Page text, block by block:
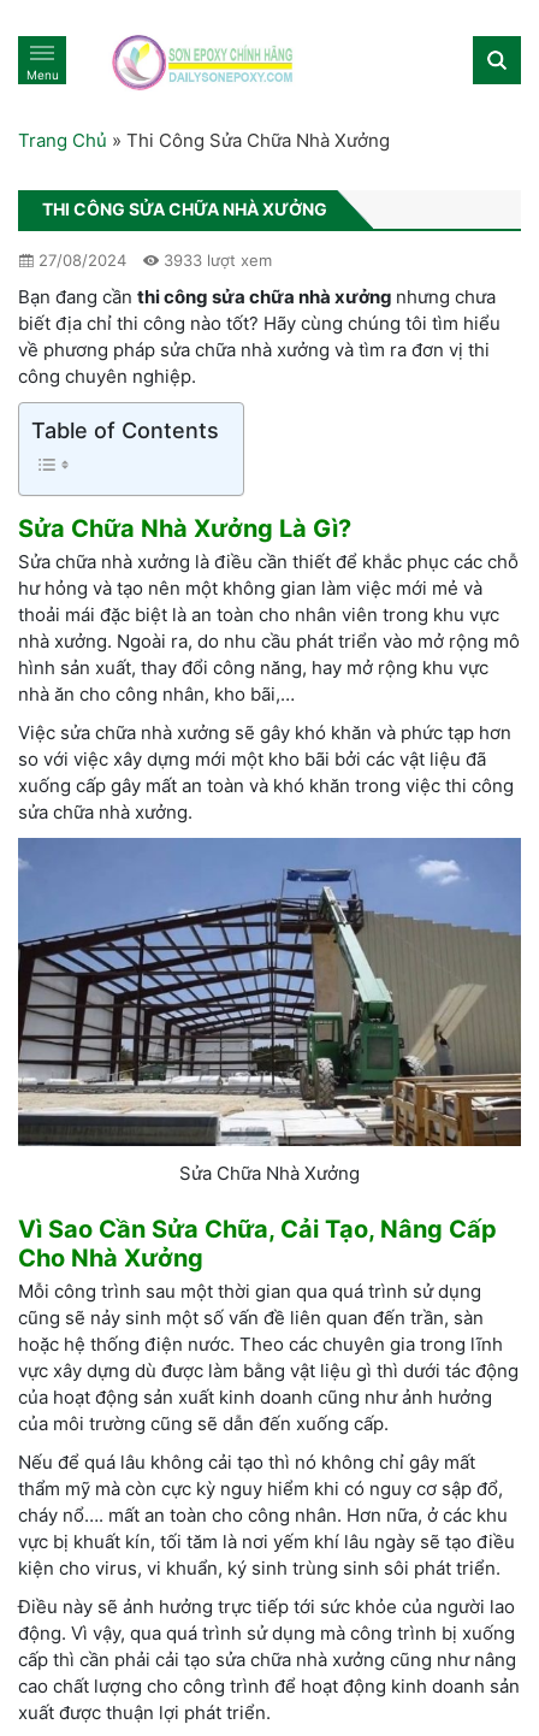
Menu
Trang Chủ » Thi Công Sửa Chữa Nhà Xưởng
THI CÔNG SỬA CHỮA NHÀ XƯỞNG
27/08/2024 3933 lượt xem
Bạn đang cần thi công sửa chữa nhà xưởng nhưng chưa
biết địa chỉ thi công nào tốt? Hãy cùng chúng tôi tìm hiểu
về phương pháp sửa chữa nhà xưởng và tìm ra đơn vị thi
công chuyên nghiệp.
Table of Contents
Sửa Chữa Nhà Xưởng Là Gì?
Sửa chữa nhà xưởng là điều cần thiết để khắc phục các chỗ
hư hỏng và tạo nên một không gian làm việc mới mẻ và
thoải mái đặc biệt là an toàn cho nhân viên trong khu vực
nhà xưởng. Ngoài ra, do nhu cầu phát triển vào mở rộng mô
hình sản xuất, thay đổi công năng, hay mở rộng khu vực
nhà ăn cho công nhân, kho bãi,…
Việc sửa chữa nhà xưởng sẽ gây khó khăn và phức tạp hơn
so với việc xây dựng mới một kho bãi bởi các vật liệu đã
xuống cấp gây mất an toàn và khó khăn trong việc thi công
sửa chữa nhà xưởng.
Sửa Chữa Nhà Xưởng
Vì Sao Cần Sửa Chữa, Cải Tạo, Nâng Cấp
Cho Nhà Xưởng
Mỗi công trình sau một thời gian qua quá trình sử dụng
cũng sẽ nảy sinh một số vấn đề liên quan đến trần, sàn
hoặc hệ thống điện nước. Theo các chuyên gia trong lĩnh
vực xây dựng dù được làm bằng vật liệu gì thì dưới tác động
của hoạt động sản xuất kinh doanh cũng như ảnh hưởng
của môi trường cũng sẽ dẫn đến xuống cấp.
Nếu để quá lâu không cải tạo thì nó không chỉ gây mất
thẩm mỹ mà còn cực kỳ nguy hiểm khi có nguy cơ sập đổ,
cháy nổ…. mất an toàn cho công nhân. Hơn nữa, ở các khu
vực bị khuất kín, tối tăm là nơi yếm khí lâu ngày sẽ tạo điều
kiện cho virus, vi khuẩn, ký sinh trùng sinh sôi phát triển.
Điều này sẽ ảnh hưởng trực tiếp tới sức khỏe của người lao
động. Vì vậy, qua quá trình sử dụng mà công trình bị xuống
cấp thì cần phải cải tạo sửa chữa nhà xưởng cũng như nâng
cao chất lượng cho công trình để hoạt động kinh doanh sản
xuất được thuận lợi phát triển.